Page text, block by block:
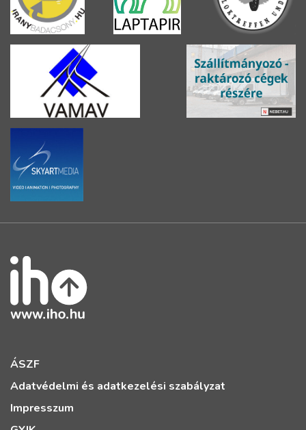
ÁSZF
Adatvédelmi és adatkezelési szabályzat
Impresszum